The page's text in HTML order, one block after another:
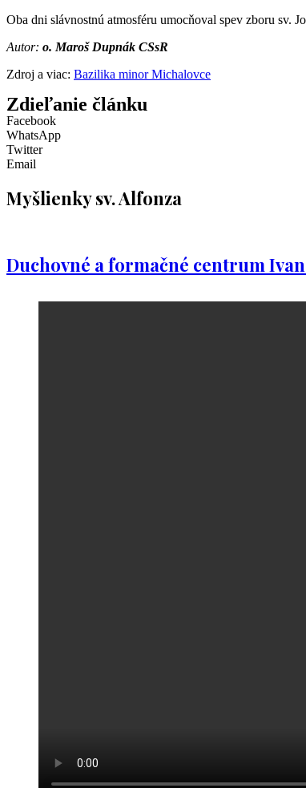
Oba dni slávnostnú atmosféru umocňoval spev zboru sv.
Autor: o. Maroš Dupnák CSsR
Zdroj a viac: Bazilika minor Michalovce
Zdieľanie článku
Facebook
WhatsApp
Twitter
Email
Myšlienky sv. Alfonza
Duchovné a formačné centrum